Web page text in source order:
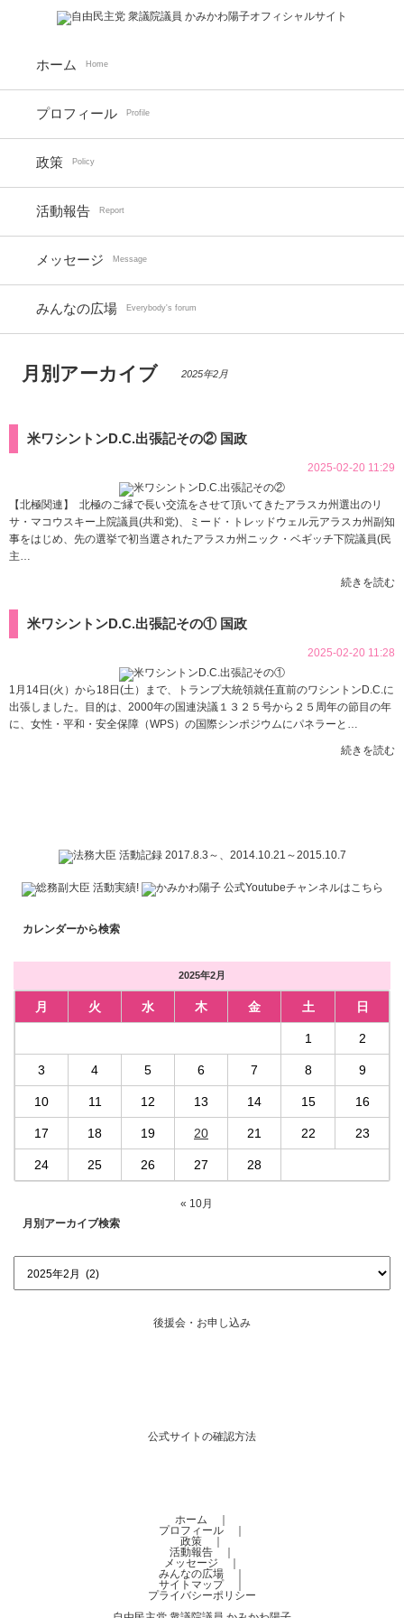
ホーム Home
プロフィール Profile
政策 Policy
活動報告 Report
メッセージ Message
みんなの広場 Everybody's forum
月別アーカイブ 2025年2月
米ワシントンD.C.出張記その② 国政
2025-02-20 11:29
【北極関連】 北極のご縁で長い交流をさせて頂いてきたアラスカ州選出のリ
サ・マコウスキー上院議員(共和党)、ミード・トレッドウェル元アラスカ州副知
事をはじめ、先の選挙で初当選されたアラスカ州ニック・ベギッチ下院議員(民
主…
続きを読む
米ワシントンD.C.出張記その① 国政
2025-02-20 11:28
1月14日(火）から18日(土）まで、トランプ大統領就任直前のワシントンD.C.に
出張しました。目的は、2000年の国連決議１３２５号から２５周年の節目の年
に、女性・平和・安全保障（WPS）の国際シンポジウムにパネラーと…
続きを読む
カレンダーから検索
2025年2月
月 火 水 木 金 土 日
1 2
3 4 5 6 7 8 9
10 11 12 13 14 15 16
17 18 19 20 21 22 23
24 25 26 27 28
« 10月
月別アーカイブ検索
後援会・お申し込み
公式サイトの確認方法
ホーム
プロフィール
政策
活動報告
メッセージ
みんなの広場
サイトマップ｜
プライバシーポリシー